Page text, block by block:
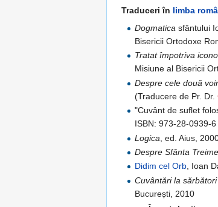
Traduceri în limba
Dogmatica sfântului
Bisericii Ortodoxe
Tratat împotriva
Misiune al Bisericii
Despre cele două
(Traducere de Pr. Dr.
"Cuvânt de suflet
ISBN: 973-28-0939-6
Logica , ed. Aius,
Despre Sfânta
Didim cel Orb, Ioan
Cuvântări la
București, 2010